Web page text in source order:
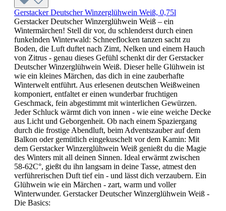
Gerstacker Deutscher Winzerglühwein Weiß, 0,75l
Gerstacker Deutscher Winzerglühwein Weiß – ein
Wintermärchen! Stell dir vor, du schlenderst durch einen
funkelnden Winterwald: Schneeflocken tanzen sacht zu
Boden, die Luft duftet nach Zimt, Nelken und einem Hauch
von Zitrus - genau dieses Gefühl schenkt dir der Gerstacker
Deutscher Winzerglühwein Weiß. Dieser helle Glühwein ist
wie ein kleines Märchen, das dich in eine zauberhafte
Winterwelt entführt. Aus erlesenen deutschen Weißweinen
komponiert, entfaltet er einen wunderbar fruchtigen
Geschmack, fein abgestimmt mit winterlichen Gewürzen.
Jeder Schluck wärmt dich von innen - wie eine weiche Decke
aus Licht und Geborgenheit. Ob nach einem Spaziergang
durch die frostige Abendluft, beim Adventszauber auf dem
Balkon oder gemütlich eingekuschelt vor dem Kamin: Mit
dem Gerstacker Winzerglühwein Weiß genießt du die Magie
des Winters mit all deinen Sinnen. Ideal erwärmt zwischen
58-62C°, gießt du ihn langsam in deine Tasse, atmest den
verführerischen Duft tief ein - und lässt dich verzaubern. Ein
Glühwein wie ein Märchen - zart, warm und voller
Winterwunder. Gerstacker Deutscher Winzerglühwein Weiß -
Die Basics: